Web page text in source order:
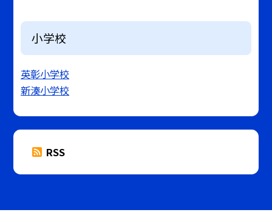
小学校
英彰小学校
新湊小学校
RSS